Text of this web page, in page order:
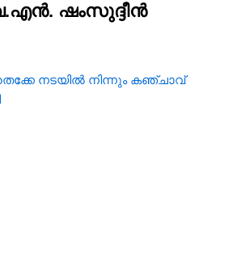
ഷംസുദ്ദീൻ